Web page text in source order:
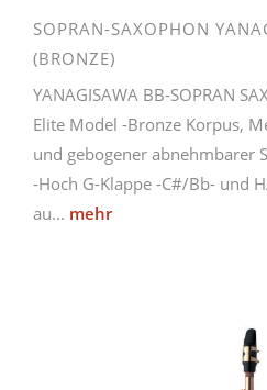
SOPRAN-SAXOPHON
(BRONZE)
YANAGISAWA BB-SOPRAN
Elite Model -Bronze Korpus,
und gebogener abnehmbarer
-Hoch G-Klappe -C#/Bb- und
au... mehr